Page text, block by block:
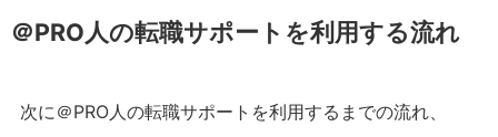
＠PRO人の転職サポートを利用する流れ
次に＠PRO人の転職サポートを利用するまでの流れ、